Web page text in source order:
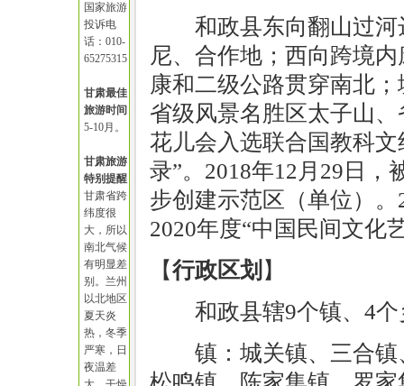
国家旅游
投诉电
话：010-
65275315
甘肃最佳
旅游时间
5-10月。
甘肃旅游
特别提醒
甘肃省跨
纬度很
大，所以
南北气候
有明显差
别。兰州
以北地区
夏天炎
热，冬季
严寒，日
夜温差
和政县东向翻山过
尼、合作地；西向跨境
康和二级公路贯穿南北
省级风景名胜区太子山
花儿会入选联合国教科
录”。2018年12月29日
步创建示范区（单位）
2020年度“中国民间文化
【行政区划 】
和政县辖9个镇、4个
镇：城关镇、三合